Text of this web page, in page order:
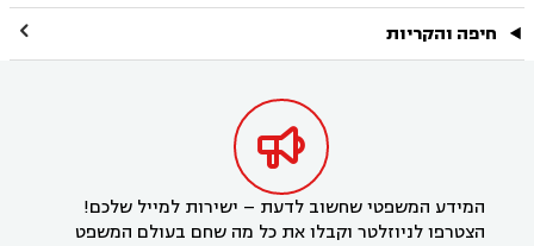
חיפה והקריות 

המידע המשפטי שחשוב לדעת – ישירות למייל שלכם!
הצטרפו לניוזלטר וקבלו את כל מה שחם בעולם המשפט